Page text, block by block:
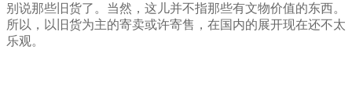
别说那些旧货了。当然，这儿并不指那些有文物价值的东西。
所以，以旧货为主的寄卖或许寄售，在国内的展开现在还不太
乐观。